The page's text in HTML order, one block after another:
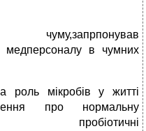
чуму,запрпонував
медперсоналу в чумних
роль мікробів у житті
про нормальну
пробіотичні